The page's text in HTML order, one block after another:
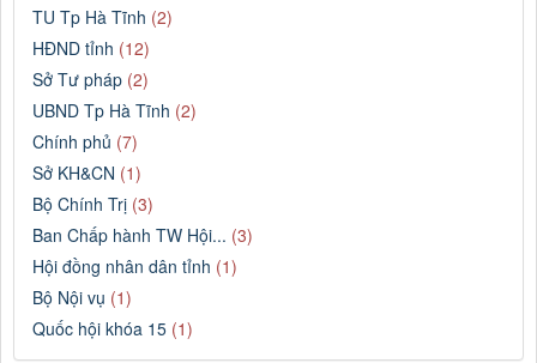
TU Tp Hà Tĩnh (2)
HĐND tỉnh (12)
Sở Tư pháp (2)
UBND Tp Hà Tĩnh (2)
Chính phủ (7)
Sở KH&CN (1)
Bộ Chính Trị (3)
Ban Chấp hành TW Hội... (3)
Hội đồng nhân dân tỉnh (1)
Bộ Nội vụ (1)
Quốc hội khóa 15 (1)